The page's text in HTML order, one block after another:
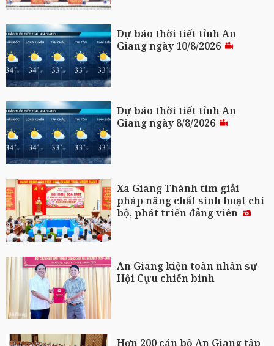
Dự báo thời tiết tỉnh An
Giang ngày 10/8/2026
Dự báo thời tiết tỉnh An
Giang ngày 8/8/2026
Xã Giang Thành tìm giải
pháp nâng chất sinh hoạt chi
bộ, phát triển đảng viên
An Giang kiện toàn nhân sự
Hội Cựu chiến binh
Hơn 200 cán bộ An Giang tập